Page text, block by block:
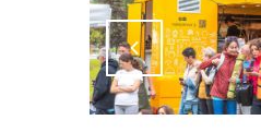
Attiva comando